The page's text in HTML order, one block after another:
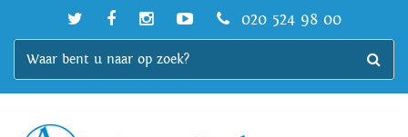
020 524 98 00